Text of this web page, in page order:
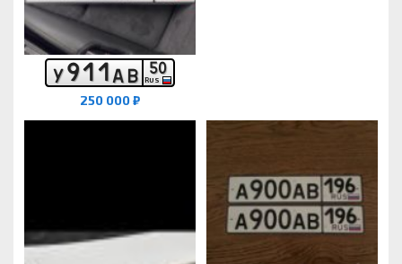
У911АВ 50
RUS
250 000 ₽